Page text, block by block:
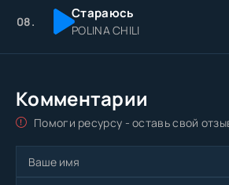
08. Стараюсь
POLINA CHILI
Комментарии
Помоги ресурсу - оставь свой